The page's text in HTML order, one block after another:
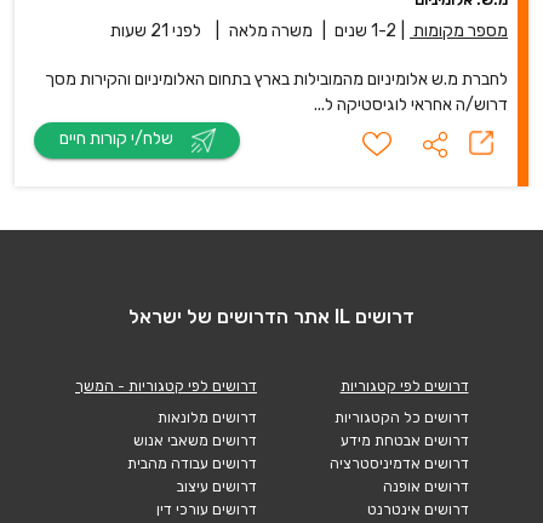
מספר מקומות 1-2 שנים משרה מלאה לפני 21 שעות
לחברת מ.ש אלומיניום מהמובילות בארץ בתחום האלומיניום והקירות מסך
דרוש/ה אחראי לוגיסטיקה ל...
דרושים IL אתר הדרושים של ישראל
דרושים לפי קטגוריות
דרושים כל הקטגוריות
דרושים אבטחת מידע
דרושים אדמיניסטרציה
דרושים אופנה
דרושים אינטרנט
דרושים לפי קטגוריות - המשך
דרושים מלונאות
דרושים משאבי אנוש
דרושים עבודה מהבית
דרושים עיצוב
דרושים עורכי דין